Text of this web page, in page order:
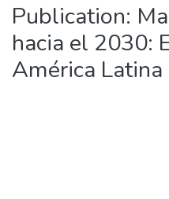
Publication:
hacia el 2030:
América Latina